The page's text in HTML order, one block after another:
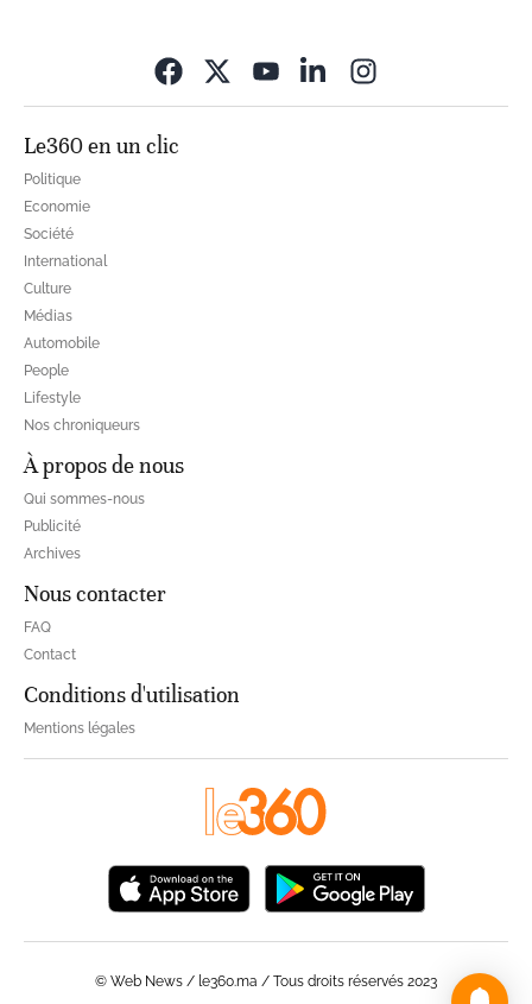
Le360 en un clic
Politique
Economie
Société
International
Culture
Médias
Automobile
People
Lifestyle
Nos chroniqueurs
À propos de nous
Qui sommes-nous
Publicité
Archives
Nous contacter
FAQ
Contact
Conditions d'utilisation
Mentions légales
© Web News / le360.ma / Tous droits réservés 2023